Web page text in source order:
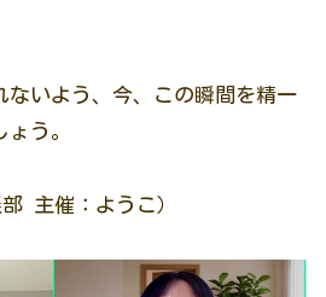
ないよう、今、この瞬間を精一
う。
主催：ようこ）